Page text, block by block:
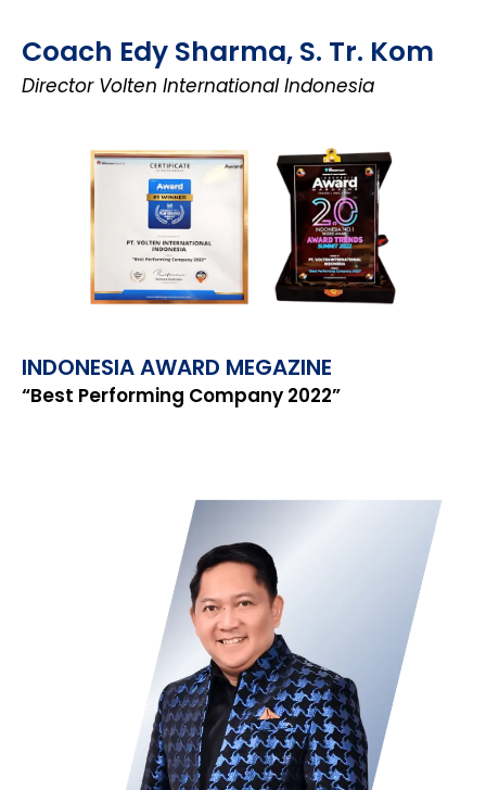
Coach Edy Sharma, S. Tr. Kom
Director Volten International Indonesia
INDONESIA AWARD MEGAZINE
“Best Performing Company 2022”